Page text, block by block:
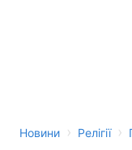
Новини › Релігії ›